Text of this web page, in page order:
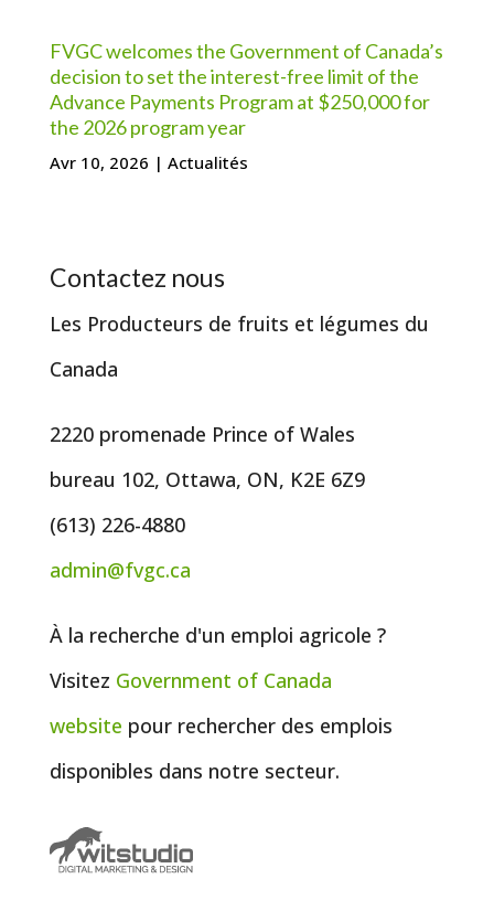
FVGC welcomes the Government of Canada’s
decision to set the interest-free limit of the
Advance Payments Program at $250,000 for
the 2026 program year
Avr 10, 2026 | Actualités
Contactez nous
Les Producteurs de fruits et légumes du
Canada
2220 promenade Prince of Wales
bureau 102, Ottawa, ON, K2E 6Z9
(613) 226-4880
admin@fvgc.ca
À la recherche d'un emploi agricole ?
Visitez Government of Canada
website pour rechercher des emplois
disponibles dans notre secteur.